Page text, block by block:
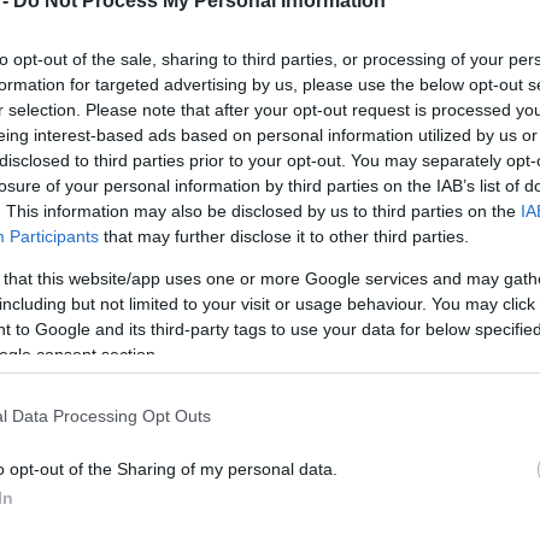
opt-out of the sale, sharing to third parties, or processing of your
for targeted advertising by us, please use the below opt-out
selection. Please note that after your opt-out request is processed
interest-based ads based on personal information utilized by us
to third parties prior to your opt-out. You may separately
of your personal information by third parties on the IAB’s list of
This information may also be disclosed by us to third parties on the
Participants that may further disclose it to other third parties.
that this website/app uses one or more Google services and may
but not limited to your visit or usage behaviour. You may
to Google and its third-party tags to use your data for below
consent section.
Data Processing Opt Outs
opt-out of the Sharing of my personal data.
született már egy film.
tovább
Döbbenet: polgármesternek áll Depardieu
2015. 07. 11.|Kultúrpart
A francia világsztárlesz afőszereplője a Netflixinternetes
műsorszóró elsőfrancia sorozatának. AMarseille című
nyolc részes műben Depardieu a dél-franciaországi
nagyvárosképzeletbeli polgármesterét, Robert Tarót fogja
tovább
Ismét felháborította a világot Depardieu
2015. 05. 23.|Kultúrpart
Oroszországot Gérard Depardieu
mondta.
A
A